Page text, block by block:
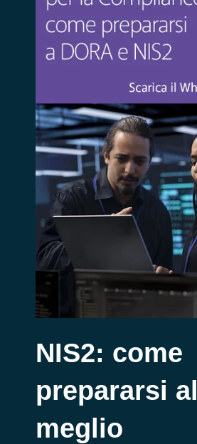
NIS2: come
prepararsi al
meglio